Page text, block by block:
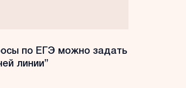
по ЕГЭ можно задать
линии”